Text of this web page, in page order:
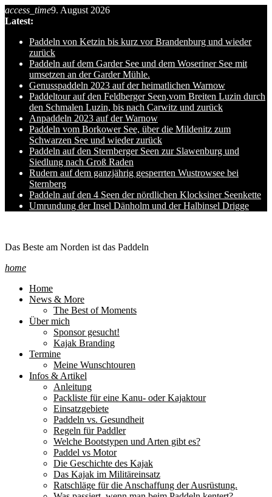
Skip
to
content
access_time9. August 2026
Latest:
Paddeln von Ketzin bis kurz vor Brandenburg und wieder
zurück
Paddeln auf dem Garder See und dem Woseriner See mit
umsetzen an der Garder Mühle.
Genusspaddeln 2023 auf der heimatlichen Warnow
Paddeltour auf den Feldberger Seen,vom Breiten Luzin durch
den Schmalen Luzin, bis nach Carwitz und zurück
Anpaddeln 2023 auf der Warnow
Paddeln vom Borkower See, über die Mildenitz zum
Schwarzen See und wieder zurück
Paddeln auf den Sternberger Seen zur Slawenburg und
Siedlung nach Groß Raden
Rudern auf dem ganzjährig gesperrten Wustrowsee bei
Sternberg
Paddeln auf den 4 Seen der nördlichen Klocksiner Seenkette
Umrundung der Insel Dänholm und der Halbinsel Drigge
Das Beste am Norden ist das Paddeln
home
Home
News & More
The Best of Moments
Über mich
Sponsor gesucht!
Kajak Branding
Termine
Meine Wunschtouren
Infos & Artikel
Anleitung
Packliste für eine Kanu- oder Kajaktour
Einsatzgebiete
Paddeln vs. Gesundheit
Regeln für Paddler
Welche Bootstypen und Arten gibt es?
Paddel vs Motor
Die Geschichte des Kajak
Das Kajak im Militäreinsatz
Ratschläge für die Anschaffung der Ausrüstung.